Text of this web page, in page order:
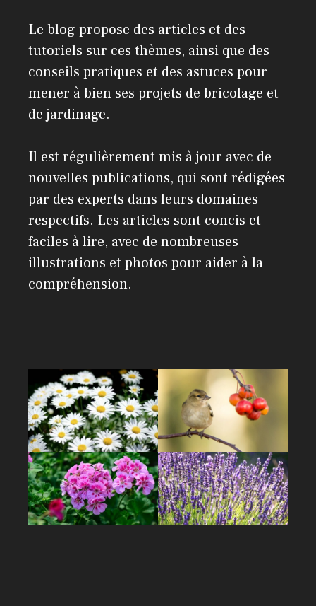
Le blog propose des articles et des
tutoriels sur ces thèmes, ainsi que des
conseils pratiques et des astuces pour
mener à bien ses projets de bricolage et
de jardinage.
Il est régulièrement mis à jour avec de
nouvelles publications, qui sont rédigées
par des experts dans leurs domaines
respectifs. Les articles sont concis et
faciles à lire, avec de nombreuses
illustrations et photos pour aider à la
compréhension.